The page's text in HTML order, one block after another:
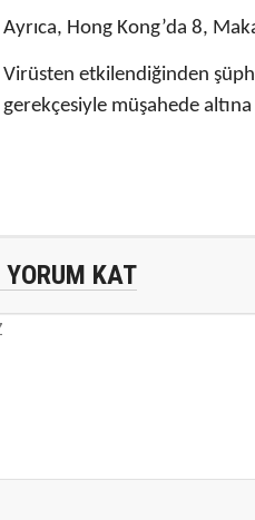
Ayrıca, Hong Kong’da 8,
Virüsten etkilendiğinden
gerekçesiyle müşahede altına
YORUM KAT